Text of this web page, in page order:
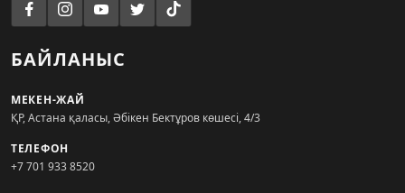
БАЙЛАНЫС
МЕКЕН-ЖАЙ
ҚР, Астана қаласы, Әбікен Бектұров көшесі, 4/3
ТЕЛЕФОН
+7 701 933 8520